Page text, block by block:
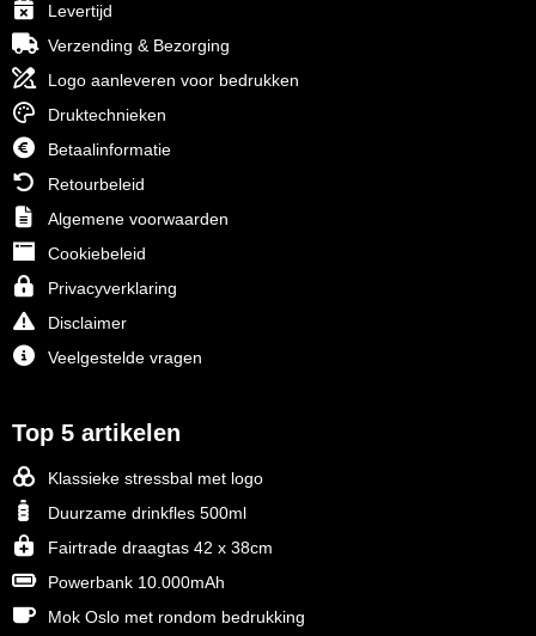
Levertijd
Verzending & Bezorging
Logo aanleveren voor bedrukken
Druktechnieken
Betaalinformatie
Retourbeleid
Algemene voorwaarden
Cookiebeleid
Privacyverklaring
Disclaimer
Veelgestelde vragen
Top 5 artikelen
Klassieke stressbal met logo
Duurzame drinkfles 500ml
Fairtrade draagtas 42 x 38cm
Powerbank 10.000mAh
Mok Oslo met rondom bedrukking